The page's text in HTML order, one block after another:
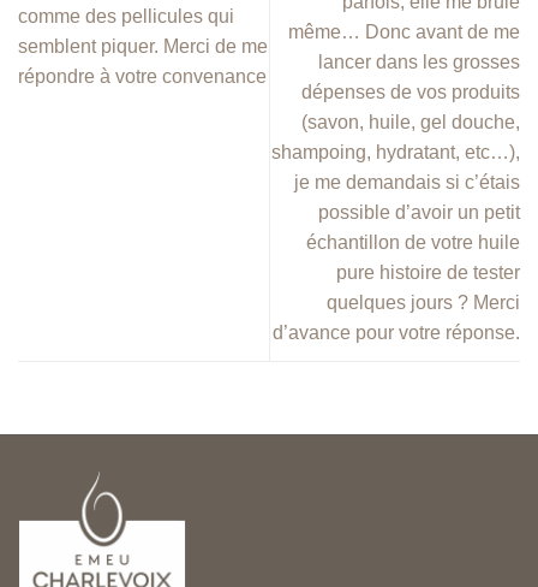
comme des pellicules qui
semblent piquer. Merci de me
répondre à votre convenance
même… Donc avant de me
lancer dans les grosses
dépenses de vos produits
(savon, huile, gel douche,
shampoing, hydratant, etc…),
je me demandais si c’étais
possible d’avoir un petit
échantillon de votre huile
pure histoire de tester
quelques jours ? Merci
d’avance pour votre réponse.